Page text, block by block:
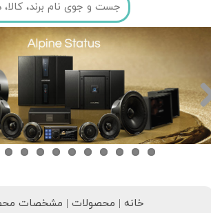
خانه | محصولات | مشخصات